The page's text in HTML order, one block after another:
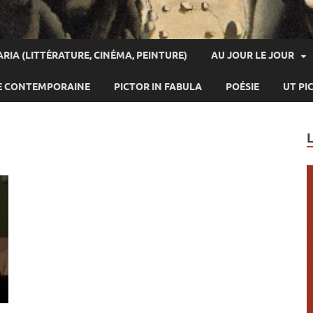
(LITTÉRATURE, CINÉMA, PEINTURE) AU JOUR LE JOUR
CONTEMPORAINE PICTOR IN FABULA POÉSIE UT